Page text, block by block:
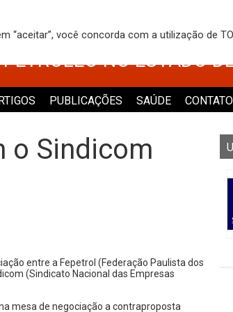
NO
NO ESTADO
PUBLICAÇÕES SAÚDE CONTATO
o Sindicom
entre a Fepetrol (Federação Paulista dos
(Sindicato Nacional das Empresas
mesa de negociação a contraproposta
“aceitar”, você concorda com a utilização de